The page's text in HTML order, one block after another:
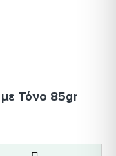
Τόνο 85gr